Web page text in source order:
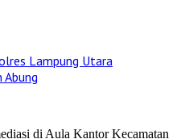
Lampung Utara
Abung